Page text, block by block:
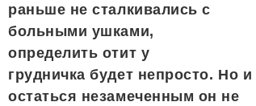
раньше не сталкивались с
больными ушками,
определить отит у
грудничка будет непросто. Но и
остаться незамеченным он не